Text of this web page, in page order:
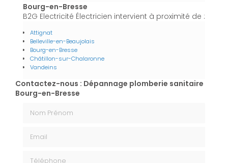
Bourg-en-Bresse
B2G Electricité Électricien intervient à proximité de :
Attignat
Belleville-en-Beaujolais
Bourg-en-Bresse
Châtillon-sur-Chalaronne
Vandeins
Contactez-nous : Dépannage plomberie sanitaire
Bourg-en-Bresse